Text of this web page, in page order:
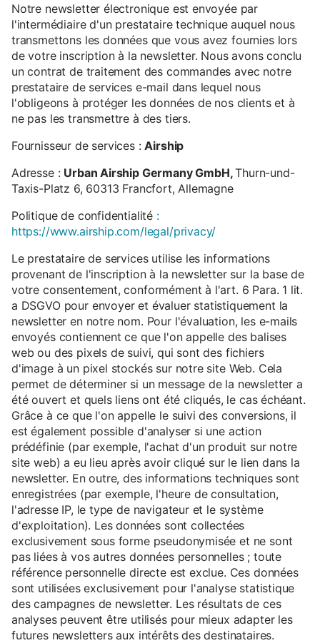
Notre newsletter électronique est envoyée par
l'intermédiaire d'un prestataire technique auquel nous
transmettons les données que vous avez fournies lors
de votre inscription à la newsletter. Nous avons conclu
un contrat de traitement des commandes avec notre
prestataire de services e-mail dans lequel nous
l'obligeons à protéger les données de nos clients et à
ne pas les transmettre à des tiers.
Fournisseur de services :Airship
Adresse : Urban Airship Germany GmbH,Thurn-und-
Taxis-Platz 6, 60313 Francfort, Allemagne
Politique de confidentialité :
https://www.airship.com/legal/privacy/
Le prestataire de services utilise les informations
provenant de l'inscription à la newsletter sur la base de
votre consentement, conformément à l'art. 6 Para. 1 lit.
a DSGVO pour envoyer et évaluer statistiquement la
newsletter en notre nom. Pour l'évaluation, les e-mails
envoyés contiennent ce que l'on appelle des balises
web ou des pixels de suivi, qui sont des fichiers
d'image à un pixel stockés sur notre site Web. Cela
permet de déterminer si un message de la newsletter a
été ouvert et quels liens ont été cliqués, le cas échéant.
Grâce à ce que l'on appelle le suivi des conversions, il
est également possible d'analyser si une action
prédéfinie (par exemple, l'achat d'un produit sur notre
site web) a eu lieu après avoir cliqué sur le lien dans la
newsletter. En outre, des informations techniques sont
enregistrées (par exemple, l'heure de consultation,
l'adresse IP, le type de navigateur et le système
d'exploitation). Les données sont collectées
exclusivement sous forme pseudonymisée et ne sont
pas liées à vos autres données personnelles ; toute
référence personnelle directe est exclue. Ces données
sont utilisées exclusivement pour l'analyse statistique
des campagnes de newsletter. Les résultats de ces
analyses peuvent être utilisés pour mieux adapter les
futures newsletters aux intérêts des destinataires.